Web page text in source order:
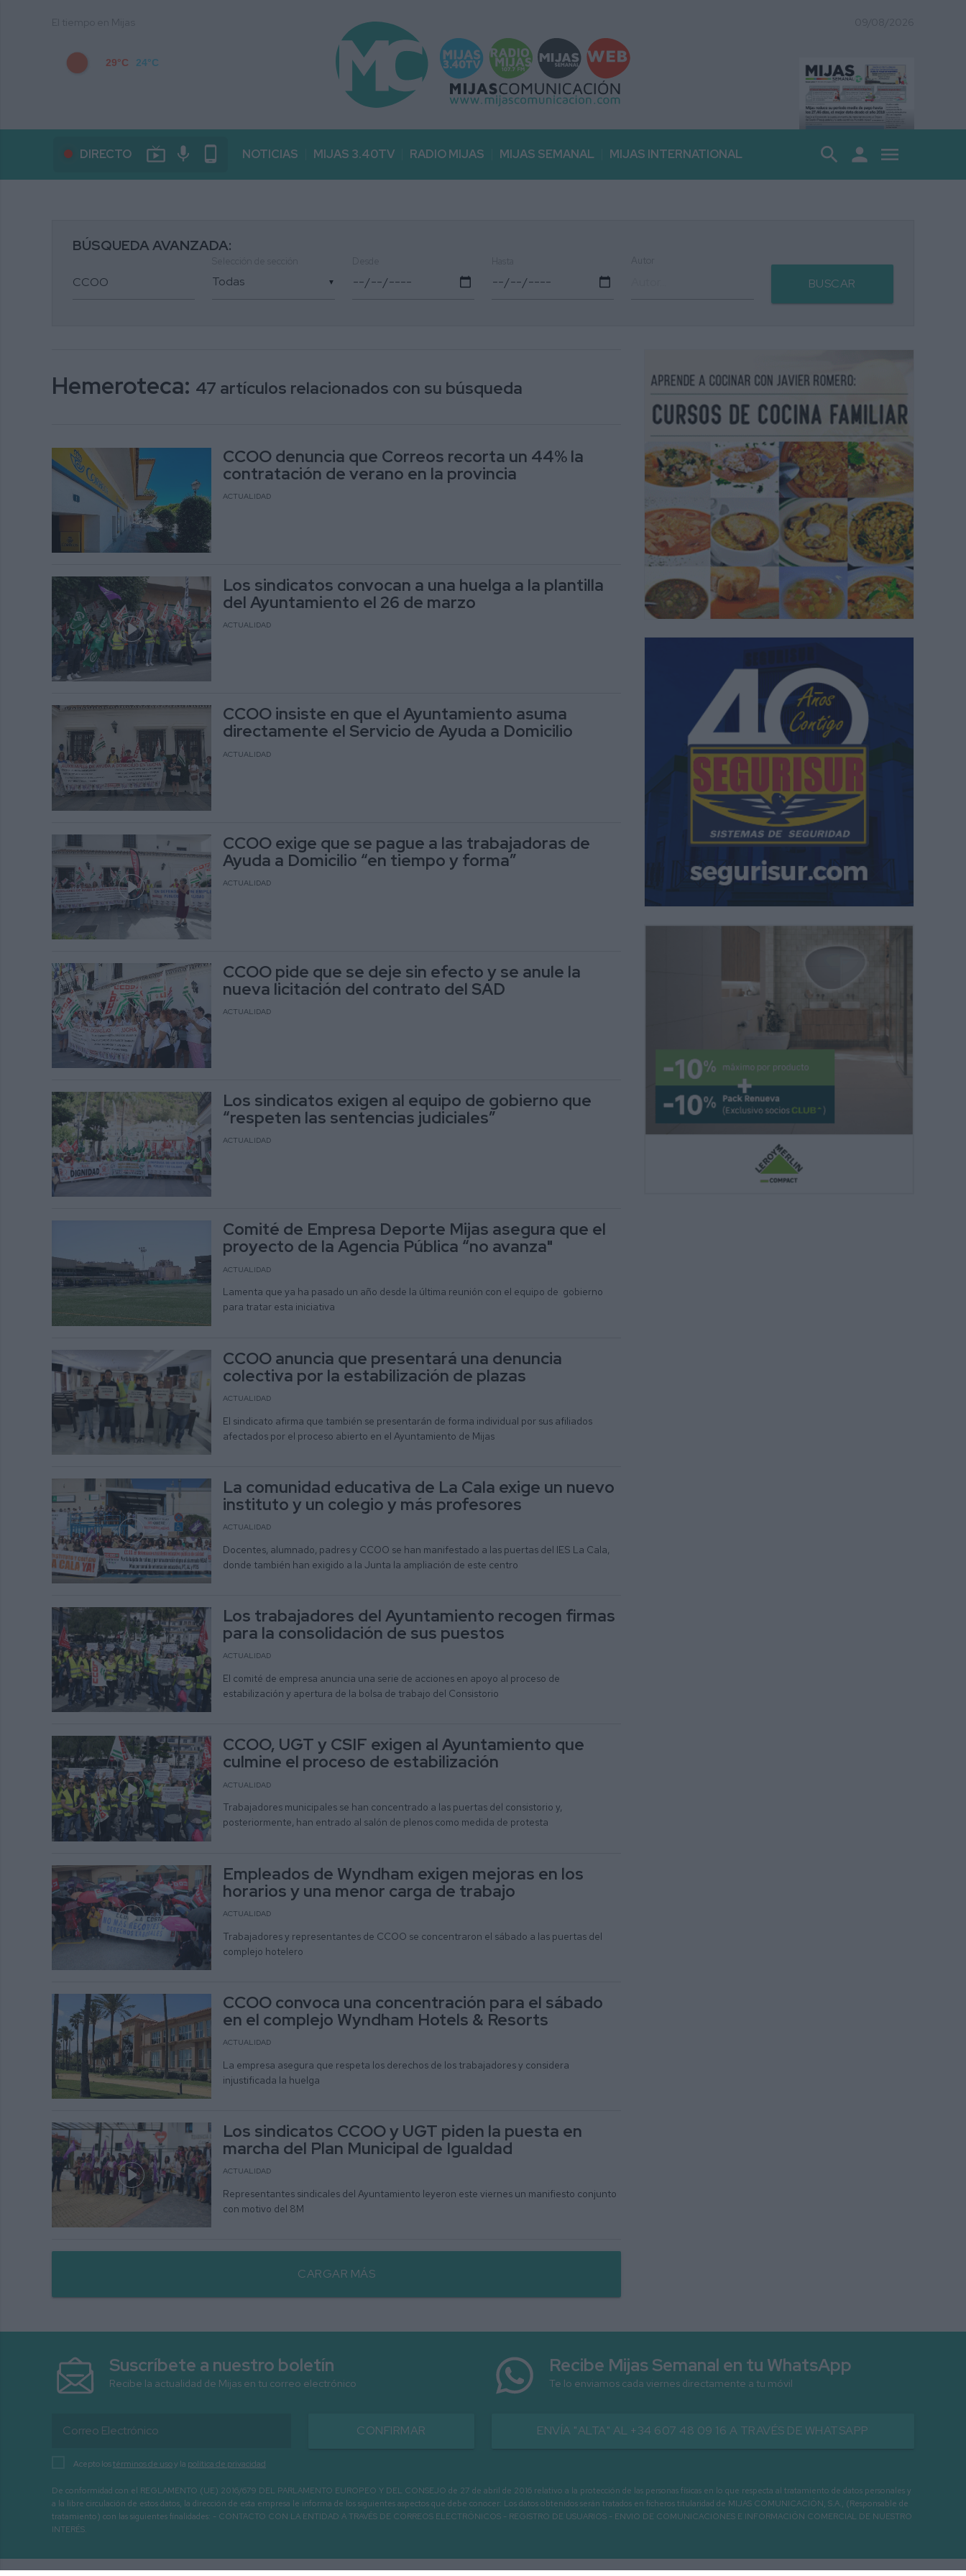
29°C 24°C
DIRECTO live_tv mic phone_android NOTICIAS MIJAS 3.40TV RADIO MIJAS MIJAS SEMANAL MIJAS INTERNATIONAL search person menu
BÚSQUEDA AVANZADA:
▼ BUSCAR
Hemeroteca: 47 artículos relacionados con su búsqueda
CCOO denuncia que Correos recorta un 44% la
contratación de verano en la provincia
ACTUALIDAD
Los sindicatos convocan a una huelga a la plantilla
del Ayuntamiento el 26 de marzo
ACTUALIDAD
CCOO insiste en que el Ayuntamiento asuma
directamente el Servicio de Ayuda a Domicilio
ACTUALIDAD
CCOO exige que se pague a las trabajadoras de
Ayuda a Domicilio “en tiempo y forma”
ACTUALIDAD
CCOO pide que se deje sin efecto y se anule la
nueva licitación del contrato del SAD
ACTUALIDAD
Los sindicatos exigen al equipo de gobierno que
“respeten las sentencias judiciales”
ACTUALIDAD
Comité de Empresa Deporte Mijas asegura que el
proyecto de la Agencia Pública “no avanza"
ACTUALIDAD
Lamenta que ya ha pasado un año desde la última reunión con el equipo de gobierno
para tratar esta iniciativa
CCOO anuncia que presentará una denuncia
colectiva por la estabilización de plazas
ACTUALIDAD
El sindicato afirma que también se presentarán de forma individual por sus afiliados
afectados por el proceso abierto en el Ayuntamiento de Mijas
La comunidad educativa de La Cala exige un nuevo
instituto y un colegio y más profesores
ACTUALIDAD
Docentes, alumnado, padres y CCOO se han manifestado a las puertas del IES La Cala,
donde también han exigido a la Junta la ampliación de este centro
Los trabajadores del Ayuntamiento recogen firmas
para la consolidación de sus puestos
ACTUALIDAD
El comité de empresa anuncia una serie de acciones en apoyo al proceso de
estabilización y apertura de la bolsa de trabajo del Consistorio
CCOO, UGT y CSIF exigen al Ayuntamiento que
culmine el proceso de estabilización
ACTUALIDAD
Trabajadores municipales se han concentrado a las puertas del consistorio y,
posteriormente, han entrado al salón de plenos como medida de protesta
Empleados de Wyndham exigen mejoras en los
horarios y una menor carga de trabajo
ACTUALIDAD
Trabajadores y representantes de CCOO se concentraron el sábado a las puertas del
complejo hotelero
CCOO convoca una concentración para el sábado
en el complejo Wyndham Hotels & Resorts
ACTUALIDAD
La empresa asegura que respeta los derechos de los trabajadores y considera
injustificada la huelga
Los sindicatos CCOO y UGT piden la puesta en
marcha del Plan Municipal de Igualdad
ACTUALIDAD
Representantes sindicales del Ayuntamiento leyeron este viernes un manifiesto conjunto
con motivo del 8M
CARGAR MÁS
Suscríbete a nuestro boletín
Recibe la actualidad de Mijas en tu correo electrónico
CONFIRMAR
Acepto lostérminos de usoy la política de privacidad
Recibe Mijas Semanal en tu WhatsApp
Te lo enviamos cada viernes directamente a tu móvil
ENVÍA "ALTA" AL +34 607 48 09 16 A TRAVÉS DE WHATSAPP
De conformidad con el REGLAMENTO (UE) 2016/679 DEL PARLAMENTO EUROPEO Y DEL CONSEJO de 27 de abril de 2016 relativo a la protección de las personas físicas en lo que respecta al tratamiento de datos personales y
a la libre circulación de estos datos, la dirección de esta empresa le informa de los siguientes aspectos que debe conocer: Los datos obtenidos serán tratados en ficheros titularidad de MIJAS COMUNICACIÓN, S.A., (Responsable de
tratamiento) con las siguientes finalidades: - CONTACTO CON LA ENTIDAD A TRAVÉS DE CORREOS ELECTRÓNICOS - REGISTRO DE USUARIOS - ENVIO DE COMUNICACIONES E INFORMACIÓN COMERCIAL DE NUESTRO
INTERÉS.